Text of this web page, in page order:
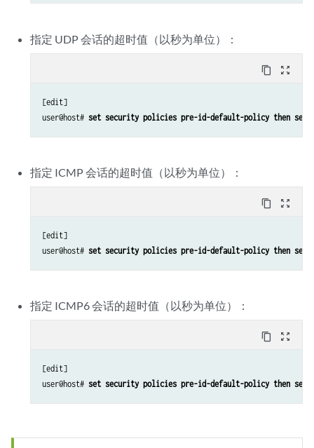
指定 UDP 会话的超时值（以秒为单位）：
content_copy zoom_out_map
[edit]
user@host# set security policies pre-id-default-policy then
指定 ICMP 会话的超时值（以秒为单位）：
content_copy zoom_out_map
[edit]
user@host# set security policies pre-id-default-policy then
指定 ICMP6 会话的超时值（以秒为单位）：
content_copy zoom_out_map
[edit]
user@host# set security policies pre-id-default-policy then